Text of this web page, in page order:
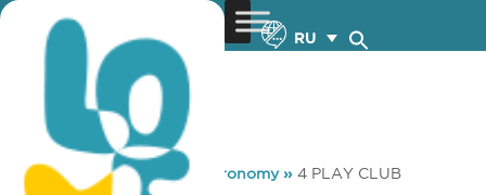
RU
You are here: Home »Gastronomy» 4 PLAY CLUB